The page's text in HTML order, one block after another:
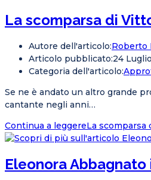
La scomparsa di
Autore dell'articolo:Roberto
Articolo pubblicato:24
Categoria dell'articolo:
Se ne è andato un altro grande
cantante negli anni…
Continua a leggereLa scomparsa
Eleonora